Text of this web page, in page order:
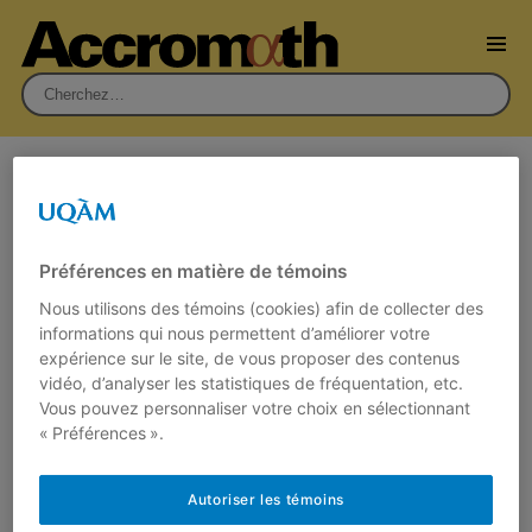
Rechercher :
Préférences en matière de témoins
Nous utilisons des témoins (cookies) afin de collecter des
informations qui nous permettent d’améliorer votre
expérience sur le site, de vous proposer des contenus
vidéo, d’analyser les statistiques de fréquentation, etc.
Vous pouvez personnaliser votre choix en sélectionnant
« Préférences ».
Autoriser les témoins